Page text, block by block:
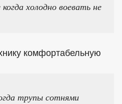
холодно воевать не
комфортабельную
трупы сотнями